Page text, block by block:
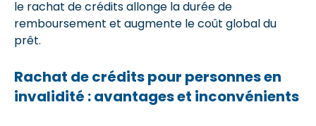
le rachat de crédits allonge la durée de
remboursement et augmente le coût global du
prêt.
Rachat de crédits pour personnes en
invalidité : avantages et inconvénients